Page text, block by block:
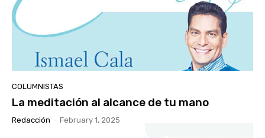
COLUMNISTAS
La meditación al alcance de tu mano
Redacción - February 1, 2025